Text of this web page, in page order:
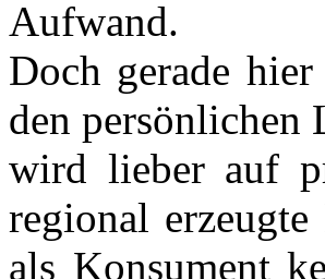
Aufwand.
Doch gerade
den persönlichen
wird lieber auf
regional
als Konsument